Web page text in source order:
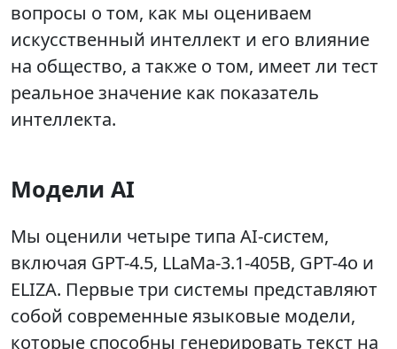
вопросы о том, как мы оцениваем
искусственный интеллект и его влияние
на общество, а также о том, имеет ли тест
реальное значение как показатель
интеллекта.
Модели AI
Мы оценили четыре типа AI-систем,
включая GPT-4.5, LLaMa-3.1-405B, GPT-4o и
ELIZA. Первые три системы представляют
собой современные языковые модели,
которые способны генерировать текст на